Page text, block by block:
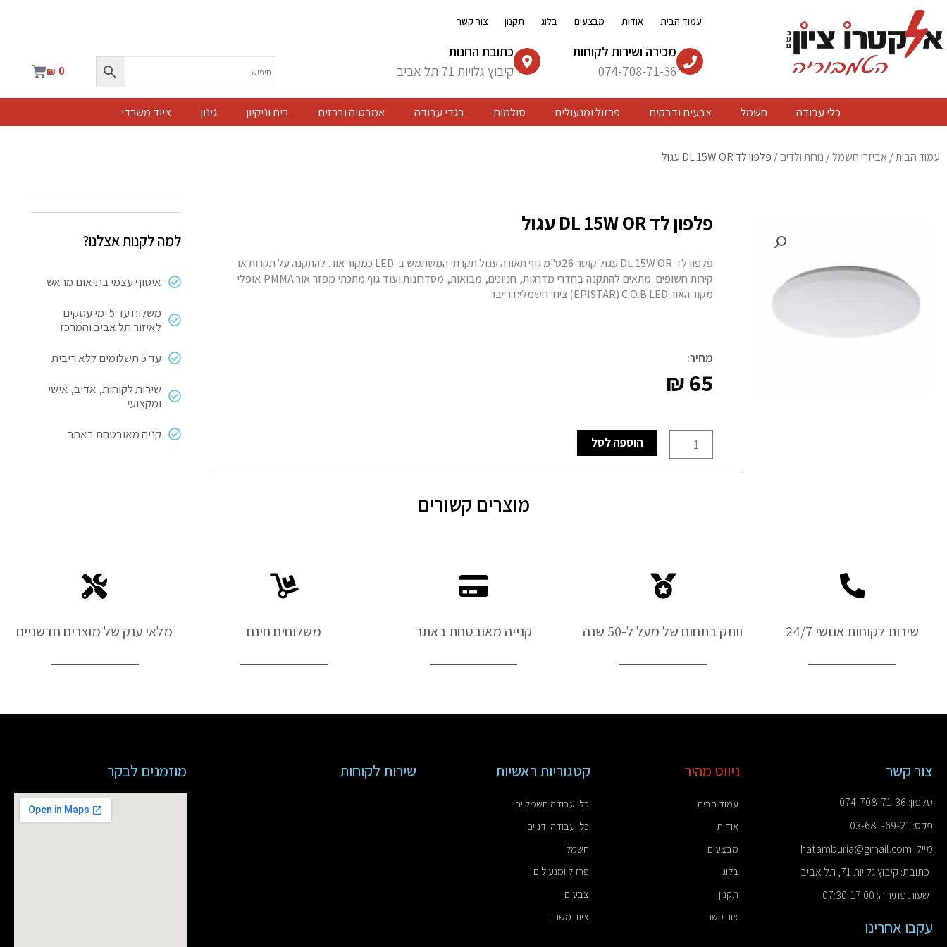
לתוכן
עמוד הבית אודות מבצעים בלוג תקנון צור קשר
מכירה ושירות לקוחות
074-708-71-36
כתובת החנות
קיבוץ גלויות 71 תל אביב
₪ 0
עגלת
כלי עבודה חשמל צבעים ודבקים פרזול ומנעולים סולמות בגדי עבודה אמבטיה וברזים בית וניקיון גינון ציוד משרדי
עמוד הבית/ אביזרי חשמל/ נורות ולדים/ פלפון לד DL 15W OR עגול
פלפון לד DL 15W OR עגול
פלפון לד DL 15W OR עגול קוטר 26ס"מ גוף תאורה עגול תקרתי המשתמש ב-LED כמקור אור. להתקנה על תקרות או
קירות חשופים. מתאים להתקנה בחדרי מדרגות, חניונים, מבואות, מסדרונות ועוד גוף:מתכתי מפזר אור:PMMA אופלי
מקור האור:EPISTAR) C.O.B LED) ציוד חשמלי:דרייבר
מחיר:
₪65
כמות
של
הוספה לסל
למה לקנות אצלנו?
איסוף עצמי בתיאום מראש
משלוח עד 5 ימי עסקים
לאיזור תל אביב והמרכז
עד 5 תשלומים ללא ריבית
שירות לקוחות, אדיב, אישי
ומקצועי
קניה מאובטחת באתר
מוצרים קשורים
שירות לקוחות אנושי 24/7 וותק בתחום של מעל ל-50 שנה קנייה מאובטחת באתר משלוחים חינם מלאי ענק של מוצרים חדשניים
צור קשר
טלפון: 074-708-71-36
פקס: 03-681-69-21
מייל: hatamburia@gmail.com
כתובת: קיבוץ גלויות 71, תל אביב
שעות פתיחה: 07:30-17:00
עקבו אחרינו
ניווט מהיר
עמוד הבית
אודות
מבצעים
בלוג
תקנון
צור קשר
קטגוריות ראשיות
כלי עבודה חשמליים
כלי עבודה ידניים
חשמל
פרזול ומנעולים
צבעים
ציוד משרדי
שירות לקוחות מוזמנים לבקר